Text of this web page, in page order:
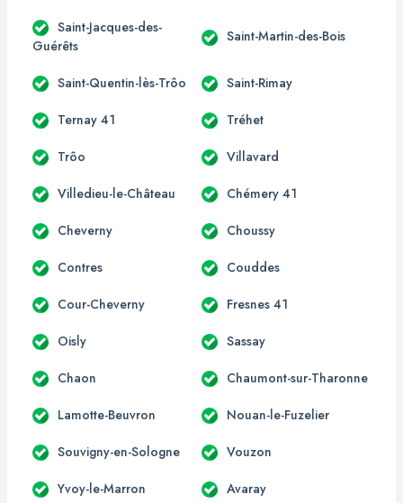
Saint-Jacques-des-
Guérêts
Saint-Martin-des-Bois
Saint-Quentin-lès-Trôo Saint-Rimay
Ternay 41 Tréhet
Trôo Villavard
Villedieu-le-Château Chémery 41
Cheverny Choussy
Contres Couddes
Cour-Cheverny Fresnes 41
Oisly Sassay
Chaon Chaumont-sur-Tharonne
Lamotte-Beuvron Nouan-le-Fuzelier
Souvigny-en-Sologne Vouzon
Yvoy-le-Marron Avaray